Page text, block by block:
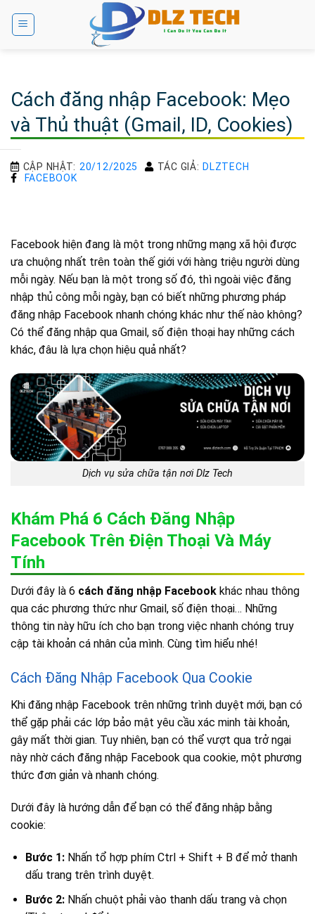
Cách đăng nhập Facebook: Mẹo
và Thủ thuật (Gmail, ID, Cookies)
CẬP NHẬT: 20/12/2025 TÁC GIẢ: DLZTECH
FACEBOOK
Facebook hiện đang là một trong những mạng xã hội được
ưa chuộng nhất trên toàn thế giới với hàng triệu người dùng
mỗi ngày. Nếu bạn là một trong số đó, thì ngoài việc đăng
nhập thủ công mỗi ngày, bạn có biết những phương pháp
đăng nhập Facebook nhanh chóng khác như thế nào không?
Có thể đăng nhập qua Gmail, số điện thoại hay những cách
khác, đâu là lựa chọn hiệu quả nhất?
Dịch vụ sửa chữa tận nơi Dlz Tech
Khám Phá 6 Cách Đăng Nhập
Facebook Trên Điện Thoại Và Máy
Tính
Dưới đây là 6 cách đăng nhập Facebook khác nhau thông
qua các phương thức như Gmail, số điện thoại… Những
thông tin này hữu ích cho bạn trong việc nhanh chóng truy
cập tài khoản cá nhân của mình. Cùng tìm hiểu nhé!
Cách Đăng Nhập Facebook Qua Cookie
Khi đăng nhập Facebook trên những trình duyệt mới, bạn có
thể gặp phải các lớp bảo mật yêu cầu xác minh tài khoản,
gây mất thời gian. Tuy nhiên, bạn có thể vượt qua trở ngại
này nhờ cách đăng nhập Facebook qua cookie, một phương
thức đơn giản và nhanh chóng.
Dưới đây là hướng dẫn để bạn có thể đăng nhập bằng
cookie:
Bước 1:Nhấn tổ hợp phím Ctrl + Shift + B để mở thanh
dấu trang trên trình duyệt.
Bước 2:Nhấn chuột phải vào thanh dấu trang và chọn